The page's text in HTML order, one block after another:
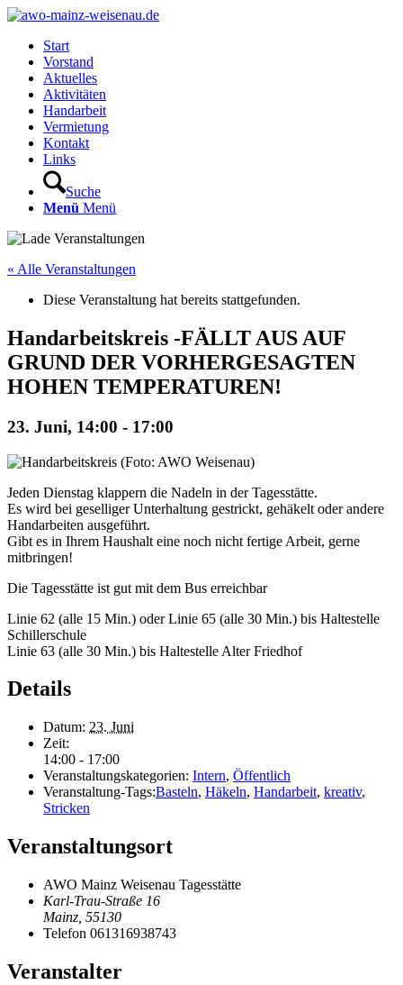
Start
Vorstand
Aktuelles
Aktivitäten
Handarbeit
Vermietung
Kontakt
Links
Suche
Menü Menü
« Alle Veranstaltungen
Diese Veranstaltung hat bereits stattgefunden.
Handarbeitskreis -FÄLLT AUS AUF
GRUND DER VORHERGESAGTEN
HOHEN TEMPERATUREN!
23. Juni, 14:00 - 17:00
Jeden Dienstag klappern die Nadeln in der Tagesstätte.
Es wird bei geselliger Unterhaltung gestrickt, gehäkelt oder andere
Handarbeiten ausgeführt.
Gibt es in Ihrem Haushalt eine noch nicht fertige Arbeit, gerne
mitbringen!
Die Tagesstätte ist gut mit dem Bus erreichbar
Linie 62 (alle 15 Min.) oder Linie 65 (alle 30 Min.) bis Haltestelle
Schillerschule
Linie 63 (alle 30 Min.) bis Haltestelle Alter Friedhof
Details
Datum: 23. Juni
Zeit:
14:00 - 17:00
Veranstaltungskategorien: Intern, Öffentlich
Veranstaltung-Tags:Basteln, Häkeln, Handarbeit, kreativ,
Stricken
Veranstaltungsort
AWO Mainz Weisenau Tagesstätte
Karl-Trau-Straße 16
Mainz 55130
Telefon 061316938743
Veranstalter